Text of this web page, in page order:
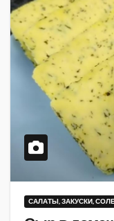
САЛАТЫ, ЗАКУСКИ,